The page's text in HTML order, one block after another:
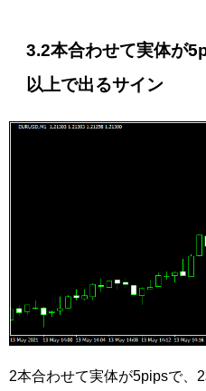
3.2本合わせて実体が
以上で出るサイン
2本合わせて実体が5pipsで、